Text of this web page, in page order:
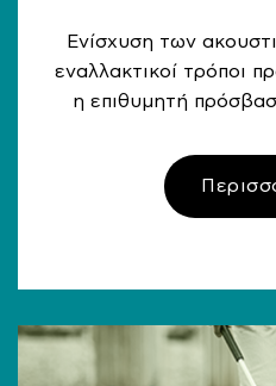
Ενίσχυση των
εναλλακτικοί τρόποι
η επιθυμητή